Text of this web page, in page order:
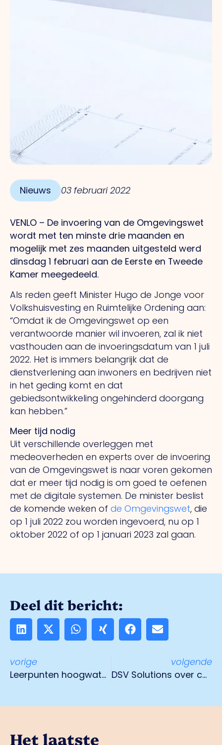
Nieuws 03 februari 2022
VENLO – De invoering van de Omgevingswet
wordt met ten minste drie maanden en
mogelijk met zes maanden uitgesteld werd
dinsdag 1 februari aan de Eerste en Tweede
Kamer meegedeeld.
Als reden geeft Minister Hugo de Jonge voor
Volkshuisvesting en Ruimtelijke Ordening aan:
“Omdat ik de Omgevingswet op een
verantwoorde manier wil invoeren, zal ik niet
vasthouden aan de invoeringsdatum van 1 juli
2022. Het is immers belangrijk dat de
dienstverlening aan inwoners en bedrijven niet
in het geding komt en dat
gebiedsontwikkeling ongehinderd doorgang
kan hebben.”
Meer tijd nodig
Uit verschillende overleggen met
medeoverheden en experts over de invoering
van de Omgevingswet is naar voren gekomen
dat er meer tijd nodig is om goed te oefenen
met de digitale systemen. De minister beslist
de komende weken of de Omgevingswet, die
op 1 juli 2022 zou worden ingevoerd, nu op 1
oktober 2022 of op 1 januari 2023 zal gaan.
Deel dit bericht:
vorige
Leerpunten hoogwater voor Veiligheidsregio Limburg-Noord
volgende
DSV Solutions over cameraproject Veilig Venlo
Het laatste